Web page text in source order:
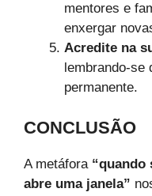
mentores e
enxergar
Acredite na
lembrando-se
permanente.
CONCLUSÃO
A metáfora “quando
abre uma janela”